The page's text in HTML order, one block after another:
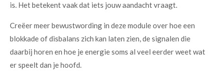
is. Het betekent vaak dat iets jouw aandacht vraagt.
Creëermeer bewustwording in deze module over hoe een
blokkade of disbalans zich kan laten zien, de signalen die
daarbij horen en hoe je energie soms al veel eerder weet wat
er speelt dan je hoofd.